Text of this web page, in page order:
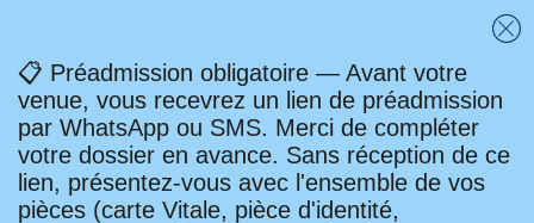
📋 Préadmission obligatoire — Avant votre
venue, vous recevrez un lien de préadmission
par WhatsApp ou SMS. Merci de compléter
votre dossier en avance. Sans réception de ce
lien, présentez-vous avec l'ensemble de vos
pièces (carte Vitale, pièce d'identité,